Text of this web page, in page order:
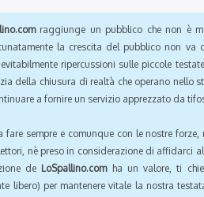
raggiunge un pubblico che non è
la crescita del pubblico non va
ripercussioni sulle piccole
della chiusura di realtà che operano nello
a fornire un servizio apprezzato da
fare sempre e comunque con le nostre
nè preso in considerazione di affidarci
de LoSpallino.comha un valore, ti
libero) per mantenere vitale la nostra